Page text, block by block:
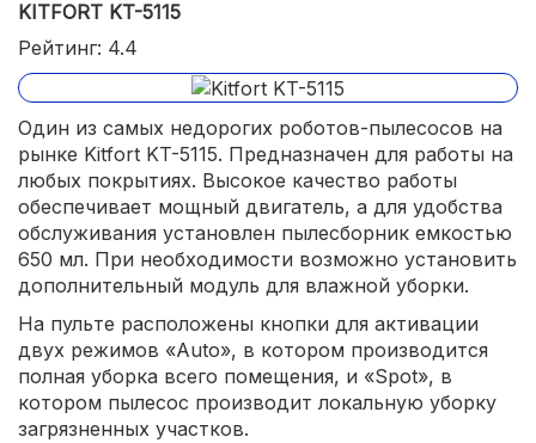
KITFORT KT-5115
Рейтинг: 4.4
Один из самых недорогих роботов-пылесосов на
рынке Kitfort KT-5115. Предназначен для работы на
любых покрытиях. Высокое качество работы
обеспечивает мощный двигатель, а для удобства
обслуживания установлен пылесборник емкостью
650 мл. При необходимости возможно установить
дополнительный модуль для влажной уборки.
На пульте расположены кнопки для активации
двух режимов «Auto», в котором производится
полная уборка всего помещения, и «Spot», в
котором пылесос производит локальную уборку
загрязненных участков.